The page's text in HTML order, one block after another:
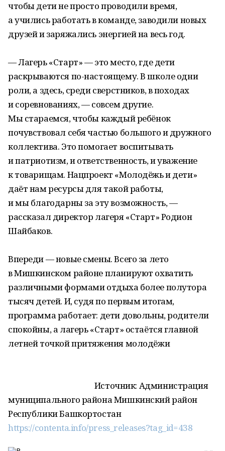
чтобы дети не просто проводили время,
а учились работать в команде, заводили новых
друзей и заряжались энергией на весь год.
— Лагерь «Старт» — это место, где дети
раскрываются по-настоящему. В школе одни
роли, а здесь, среди сверстников, в походах
и соревнованиях, — совсем другие.
Мы стараемся, чтобы каждый ребёнок
почувствовал себя частью большого и дружного
коллектива. Это помогает воспитывать
и патриотизм, и ответственность, и уважение
к товарищам. Нацпроект «Молодёжь и дети»
даёт нам ресурсы для такой работы,
и мы благодарны за эту возможность, —
рассказал директор лагеря «Старт» Родион
Шайбаков.
Впереди — новые смены. Всего за лето
в Мишкинском районе планируют охватить
различными формами отдыха более полутора
тысяч детей. И, судя по первым итогам,
программа работает: дети довольны, родители
спокойны, а лагерь «Старт» остаётся главной
летней точкой притяжения молодёжи
Источник: Администрация
муниципального района Мишкинский район
Республики Башкортостан
https://contenta.info/press_releases?tag_id=438